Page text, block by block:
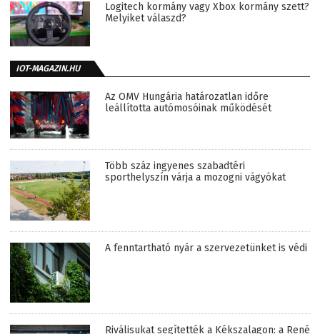
Logitech kormány vagy Xbox kormány szett?
Melyiket válaszd?
IOT-MAGAZIN.HU
Az OMV Hungária határozatlan időre
leállította autómosóinak működését
Több száz ingyenes szabadtéri
sporthelyszín várja a mozogni vágyókat
A fenntartható nyár a szervezetünket is védi
Riválisukat segítették a Kékszalagon: a René